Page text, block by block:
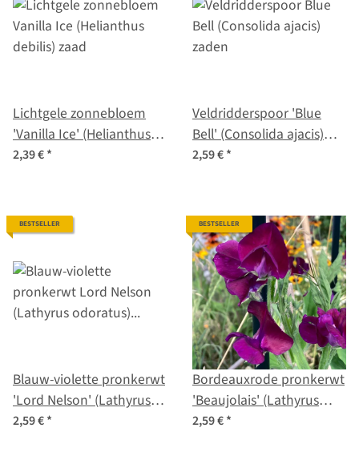
Lichtgele zonnebloem
'Vanilla Ice' (Helianthus
debilis) zaad
2,39 €*
Veldridderspoor 'Blue
Bell' (Consolida ajacis)
zaden
2,59 €*
BESTSELLER
Blauw-violette pronkerwt
'Lord Nelson' (Lathyrus
odoratus) zaden
2,59 €*
BESTSELLER
Bordeauxrode pronkerwt
'Beaujolais' (Lathyrus
odoratus) zaden
2,59 €*